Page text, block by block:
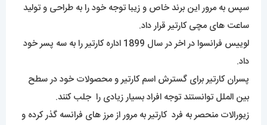
سپس به مرور این برند خاص و زیبا توجه خود را به طراحی و تولید
ساعت های مچی کارتیر قرار داد.
لوییس فرانسوا در اخر در سال 1899 اداره کارتیر را به سه پسر خود
داد.
پسران کارتیر برای گسترش اسم کارتیر و محصولات خود در سطح
بین الملل توانستند توجه افراد بسیار زیادی را جلب کنند.
زیورالات منحصر به فرد کارتیر به مرور از مرز های فرانسه گذر کرده و